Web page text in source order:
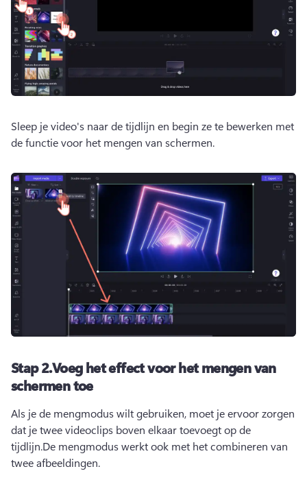
Sleep je video's naar de tijdlijn en begin ze te bewerken met
de functie voor het mengen van schermen.
Stap 2.Voeg het effect voor het mengen van
schermen toe
Als je de mengmodus wilt gebruiken, moet je ervoor zorgen
dat je twee videoclips boven elkaar toevoegt op de
tijdlijn.De mengmodus werkt ook met het combineren van
twee afbeeldingen.